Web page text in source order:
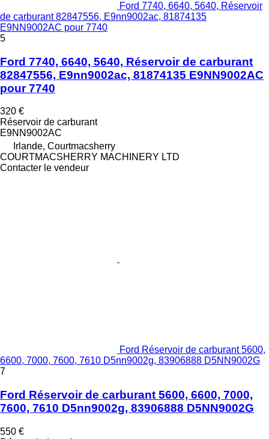
Ford 7740, 6640, 5640, Réservoir
de carburant 82847556, E9nn9002ac, 81874135
E9NN9002AC pour 7740
5
Ford 7740, 6640, 5640, Réservoir de carburant
82847556, E9nn9002ac, 81874135 E9NN9002AC
pour 7740
320 €
Réservoir de carburant
E9NN9002AC
Irlande, Courtmacsherry
COURTMACSHERRY MACHINERY LTD
Contacter le vendeur
Ford Réservoir de carburant 5600,
6600, 7000, 7600, 7610 D5nn9002g, 83906888 D5NN9002G
7
Ford Réservoir de carburant 5600, 6600, 7000,
7600, 7610 D5nn9002g, 83906888 D5NN9002G
550 €